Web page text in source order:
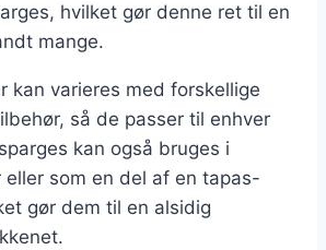
hvilket gør denne ret til en
mange.
kan varieres med forskellige
så de passer til enhver
kan også bruges i
eller som en del af en tapas-
gør dem til en alsidig